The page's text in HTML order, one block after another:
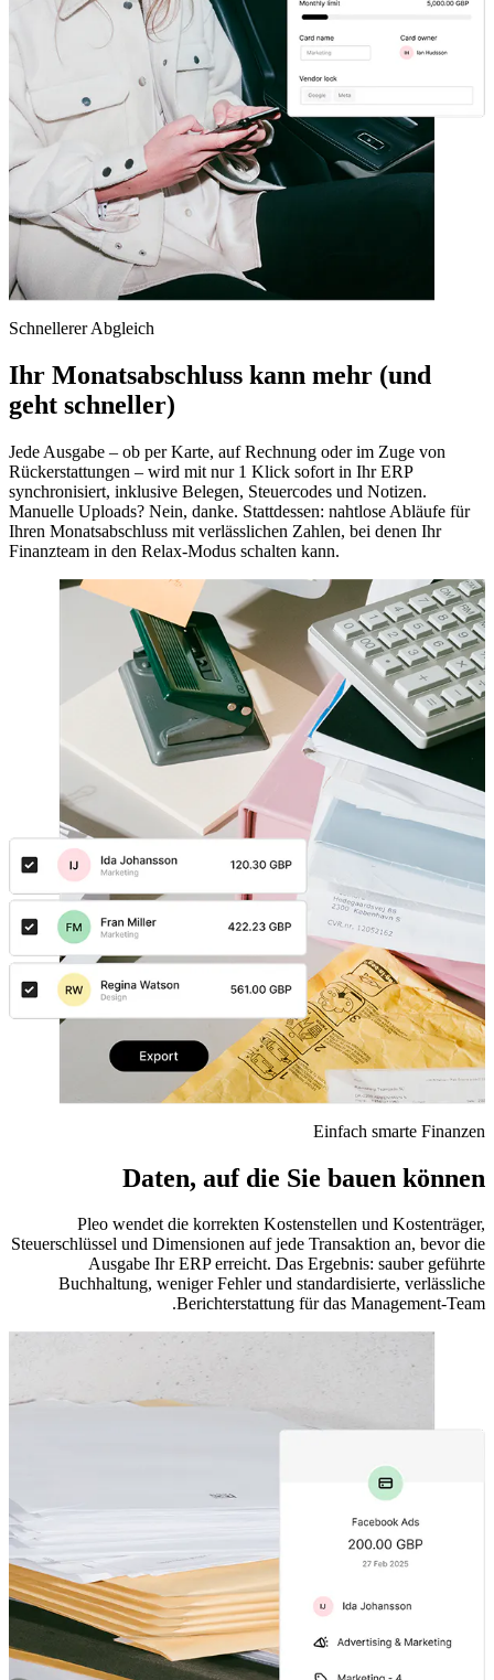
Schnellerer Abgleich
Ihr Monatsabschluss kann mehr (und
geht schneller)
Jede Ausgabe – ob per Karte, auf Rechnung oder im Zuge von
Rückerstattungen – wird mit nur 1 Klick sofort in Ihr ERP
synchronisiert, inklusive Belegen, Steuercodes und Notizen.
Manuelle Uploads? Nein, danke. Stattdessen: nahtlose Abläufe für
Ihren Monatsabschluss mit verlässlichen Zahlen, bei denen Ihr
Finanzteam in den Relax-Modus schalten kann.
Einfach smarte Finanzen
Daten, auf die Sie bauen können
Pleo wendet die korrekten Kostenstellen und Kostenträger,
Steuerschlüssel und Dimensionen auf jede Transaktion an, bevor die
Ausgabe Ihr ERP erreicht. Das Ergebnis: sauber geführte
Buchhaltung, weniger Fehler und standardisierte, verlässliche
Berichterstattung für das Management-Team.